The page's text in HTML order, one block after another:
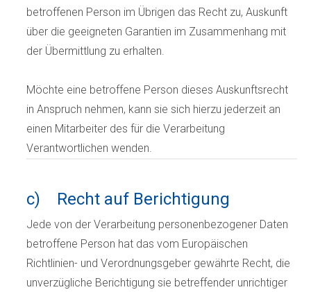
betroffenen Person im Übrigen das Recht zu, Auskunft
über die geeigneten Garantien im Zusammenhang mit
der Übermittlung zu erhalten.
Möchte eine betroffene Person dieses Auskunftsrecht
in Anspruch nehmen, kann sie sich hierzu jederzeit an
einen Mitarbeiter des für die Verarbeitung
Verantwortlichen wenden.
c) Recht auf Berichtigung
Jede von der Verarbeitung personenbezogener Daten
betroffene Person hat das vom Europäischen
Richtlinien- und Verordnungsgeber gewährte Recht, die
unverzügliche Berichtigung sie betreffender unrichtiger